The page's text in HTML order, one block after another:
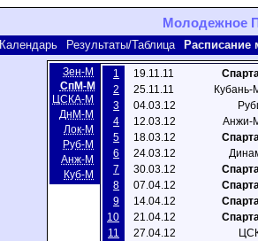
Молодежное
Календарь Результаты/Таблица
Зен-М
СпМ-М
ЦСКA-M
ДнМ-М
Лок-М
Руб-М
Анж-М
Куб-М
1 19.11.11
2
25.11.11
3
04.03.12
4
12.03.12
Анжи-
5
18.03.12
6
24.03.12
7
30.03.12
8
07.04.12
9
14.04.12
10
21.04.12
11
27.04.12